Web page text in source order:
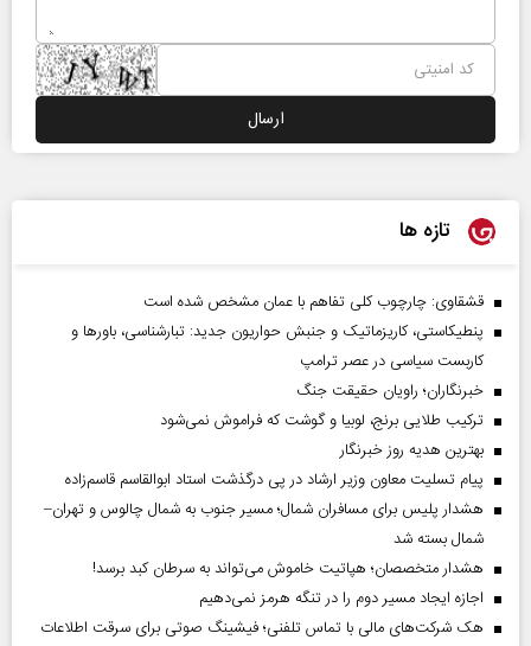
تازه ها
قشقاوی: چارچوب کلی تفاهم با عمان مشخص شده است
پنطیکاستی، کاریزماتیک و جنبش حواریون جدید: تبارشناسی، باور‌ها و
کاربست سیاسی در عصر ترامپ
خبرنگاران؛ راویان حقیقت جنگ
ترکیب طلایی برنج، لوبیا و گوشت که فراموش نمی‌شود
بهترین هدیه روز خبرنگار
پیام تسلیت معاون وزیر ارشاد در پی درگذشت استاد ابوالقاسم قاسم‌زاده
هشدار پلیس برای مسافران شمال؛ مسیر جنوب به شمال چالوس و تهران–
شمال بسته شد
هشدار متخصصان؛ هپاتیت خاموش می‌تواند به سرطان کبد برسد!
اجازه ایجاد مسیر دوم را در تنگه هرمز نمی‌دهیم
هک شرکت‌های مالی با تماس تلفنی؛ فیشینگ صوتی برای سرقت اطلاعات